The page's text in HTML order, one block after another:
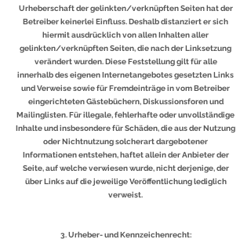
Urheberschaft der gelinkten/verknüpften Seiten hat der
Betreiber keinerlei Einfluss. Deshalb distanziert er sich
hiermit ausdrücklich von allen Inhalten aller
gelinkten/verknüpften Seiten, die nach der Linksetzung
verändert wurden. Diese Feststellung gilt für alle
innerhalb des eigenen Internetangebotes gesetzten Links
und Verweise sowie für Fremdeinträge in vom Betreiber
eingerichteten Gästebüchern, Diskussionsforen und
Mailinglisten. Für illegale, fehlerhafte oder unvollständige
Inhalte und insbesondere für Schäden, die aus der Nutzung
oder Nichtnutzung solcherart dargebotener
Informationen entstehen, haftet allein der Anbieter der
Seite, auf welche verwiesen wurde, nicht derjenige, der
über Links auf die jeweilige Veröffentlichung lediglich
verweist.
3. Urheber- und Kennzeichenrecht: